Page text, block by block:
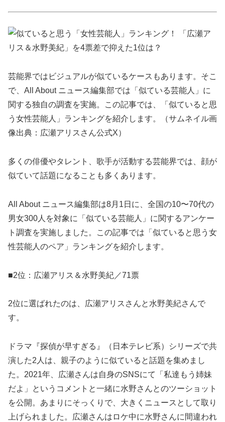
芸能界ではビジュアルが似ているケースもあります。そこ
で、All About ニュース編集部では「似ている芸能人」に
関する独自の調査を実施。この記事では、「似ていると思
う女性芸能人」ランキングを紹介します。（サムネイル画
像出典：広瀬アリスさん公式X）
多くの俳優やタレント、歌手が活動する芸能界では、顔が
似ていて話題になることも多くあります。
All About ニュース編集部は8月1日に、全国の10〜70代の
男女300人を対象に「似ている芸能人」に関するアンケー
ト調査を実施しました。この記事では「似ていると思う女
性芸能人のペア」ランキングを紹介します。
■2位：広瀬アリス＆水野美紀／71票
2位に選ばれたのは、広瀬アリスさんと水野美紀さんで
す。
ドラマ『探偵が早すぎる』（日本テレビ系）シリーズで共
演した2人は、親子のように似ていると話題を集めまし
た。2021年、広瀬さんは自身のSNSにて「私達もう姉妹
だよ」というコメントと一緒に水野さんとのツーショット
を公開。あまりにそっくりで、大きくニュースとして取り
上げられました。広瀬さんはロケ中に水野さんに間違われ